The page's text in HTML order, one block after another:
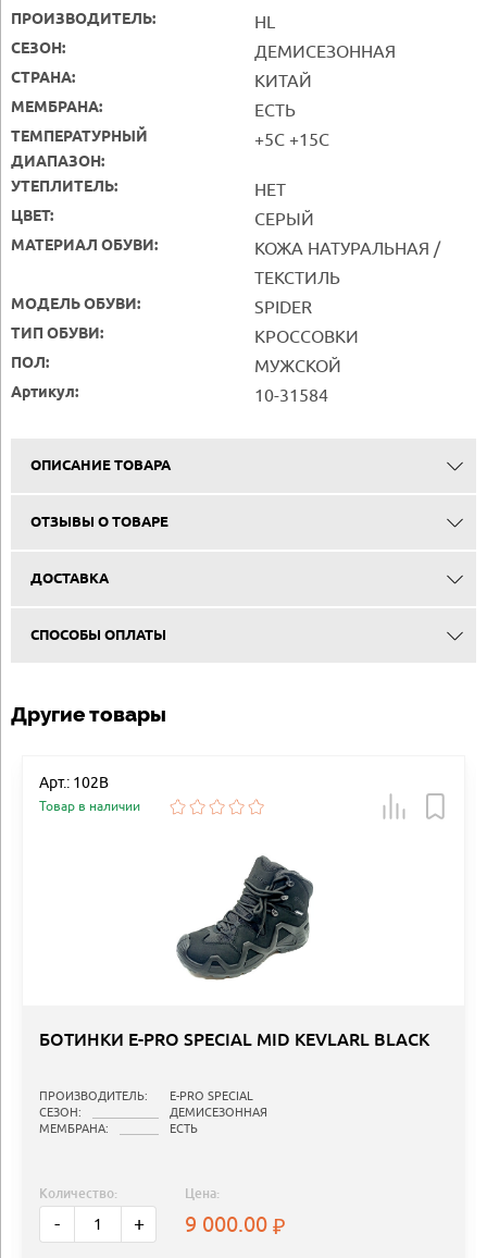
ПРОИЗВОДИТЕЛЬ: HL
СЕЗОН: ДЕМИСЕЗОННАЯ
СТРАНА: КИТАЙ
МЕМБРАНА: ЕСТЬ
ТЕМПЕРАТУРНЫЙ
ДИАПАЗОН:
+5С +15С
УТЕПЛИТЕЛЬ: НЕТ
ЦВЕТ: СЕРЫЙ
МАТЕРИАЛ ОБУВИ:
КОЖА НАТУРАЛЬНАЯ /
ТЕКСТИЛЬ
МОДЕЛЬ ОБУВИ: SPIDER
ТИП ОБУВИ: КРОССОВКИ
ПОЛ: МУЖСКОЙ
Артикул: 10-31584
ОПИСАНИЕ ТОВАРА
ОТЗЫВЫ О ТОВАРЕ
ДОСТАВКА
СПОСОБЫ ОПЛАТЫ
Другие товары
Арт.: 102B
Товар в наличии
БОТИНКИ E-PRO SPECIAL MID KEVLARL BLACK
ПРОИЗВОДИТЕЛЬ:
E-PRO SPECIAL
СЕЗОН:
ДЕМИСЕЗОННАЯ
МЕМБРАНА:
ЕСТЬ
Количество:
- +
Цена:
9 000.00